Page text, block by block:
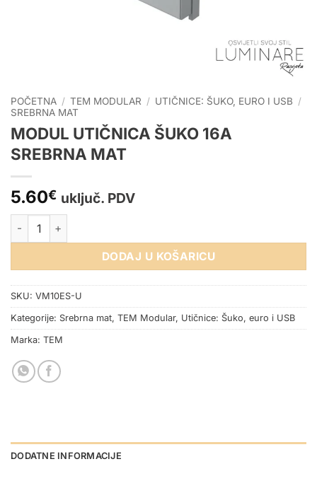
POČETNA / TEM MODULAR / UTIČNICE: ŠUKO, EURO I USB /
SREBRNA MAT
MODUL UTIČNICA ŠUKO 16A
SREBRNA MAT
5.60€ uključ. PDV
MODUL UTIČNICA ŠUKO 16A SREBRNA MAT količina
DODAJ U KOŠARICU
SKU: VM10ES-U
Kategorije: Srebrna mat, TEM Modular, Utičnice: Šuko, euro i USB
Marka: TEM
DODATNE INFORMACIJE